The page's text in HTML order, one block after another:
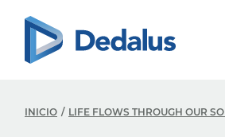
INICIO LIFE FLOWS THROUGH OUR